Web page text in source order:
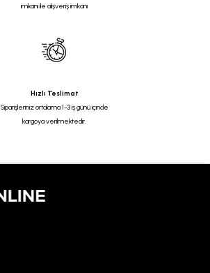
imkanı ile alışveriş imkanı
Hızlı Teslimat
Siparişleriniz ortalama 1-3 iş günü içinde
kargoya verilmektedir.